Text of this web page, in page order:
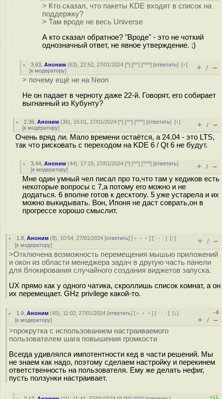
> Кто сказал, что пакеты KDE входят в список на
поддержку?
> Там вроде не весь Universe
А кто сказал обратное? "Вроде" - это не чоткий
однозначный ответ, не явное утверждение. ;)
3.63 ,Аноним (63), 22:52, 27/01/2024 [^] [^^] [^^^] [ответить][↑]
[к модератору] + / –
> почему ещё не на Neon
Не он падает в черноту даже 22-й. Говорят, его собирает
выгнанный из Кубунту?
2.36 ,Аноним (36), 15:01, 27/01/2024 [^] [^^] [^^^] [ответить][↑]
[к модератору] + / –
Очень вряд ли. Мало времени остаётся, а 24.04 - это LTS,
так что рисковать с переходом на KDE 6 / Qt 6 не будут.
3.44 ,Аноним (44), 17:15, 27/01/2024 [^] [^^] [^^^] [ответить]
[к модератору] + / –
Мне один умный чел писал про то,что там у кедиков есть
некоторые вопросы с 7,а потому его можно и не
додаться. 6 вполне готов к десктопу. 5 уже устарела и их
можно выкидывать. Вон, Ипоня не даст соврать,он в
прогрессе хорошо смыслит.
1.8 ,Аноним (8), 10:54, 27/01/2024 [ответить] [ ﹢﹢﹢] [ · · ·][↑]
[к модератору] + / –
>Отключена возможность перемещения мышью приложений
и окон из области менеджера задач в другую часть панели
для блокирования случайного создания виджетов запуска.
UX прямо как у одного чатика, скроллишь список комнат, а он
их перемещает. GHz privilege какой-то.
1.9 ,Аноним (45), 11:02, 27/01/2024 [ответить] [ ﹢﹢﹢] [ · · ·][↓]
[к модератору]
–8
+ / –
>прокрутка с использованием настраиваемого
пользователем шага повышения громкости
Всегда удивлялся импотентности кед в части решений. Мы
не знаем как надо, поэтому сделаем настройку и перекинем
ответственность на пользователя. Ему же делать нефиг,
пусть ползунки настраивает.
+11